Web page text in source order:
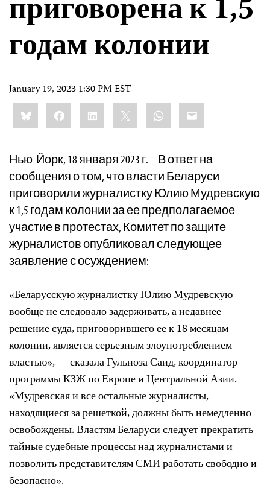
приговорена к 1,5
годам колонии
January 19, 2023 1:30 PM EST
Share
this:BlueskyFacebookLinkedIn WhatsApp
Email
Нью-Йорк, 18 января 2023 г. – В ответ на
сообщения о том, что власти Беларуси
приговорили журналистку Юлию Мудревскую
к 1,5 годам колонии за ее предполагаемое
участие в протестах, Комитет по защите
журналистов опубликовал следующее
заявление с осуждением:
«Беларусскую журналистку Юлию Мудревскую
вообще не следовало задерживать, а недавнее
решение суда, приговорившего ее к 18 месяцам
колонии, является серьезным злоупотреблением
властью», — сказала Гульноза Саид, координатор
программы КЗЖ по Европе и Центральной Азии.
«Мудревская и все остальные журналисты,
находящиеся за решеткой, должны быть немедленно
освобождены. Властям Беларуси следует прекратить
тайные судебные процессы над журналистами и
позволить представителям СМИ работать свободно и
безопасно».